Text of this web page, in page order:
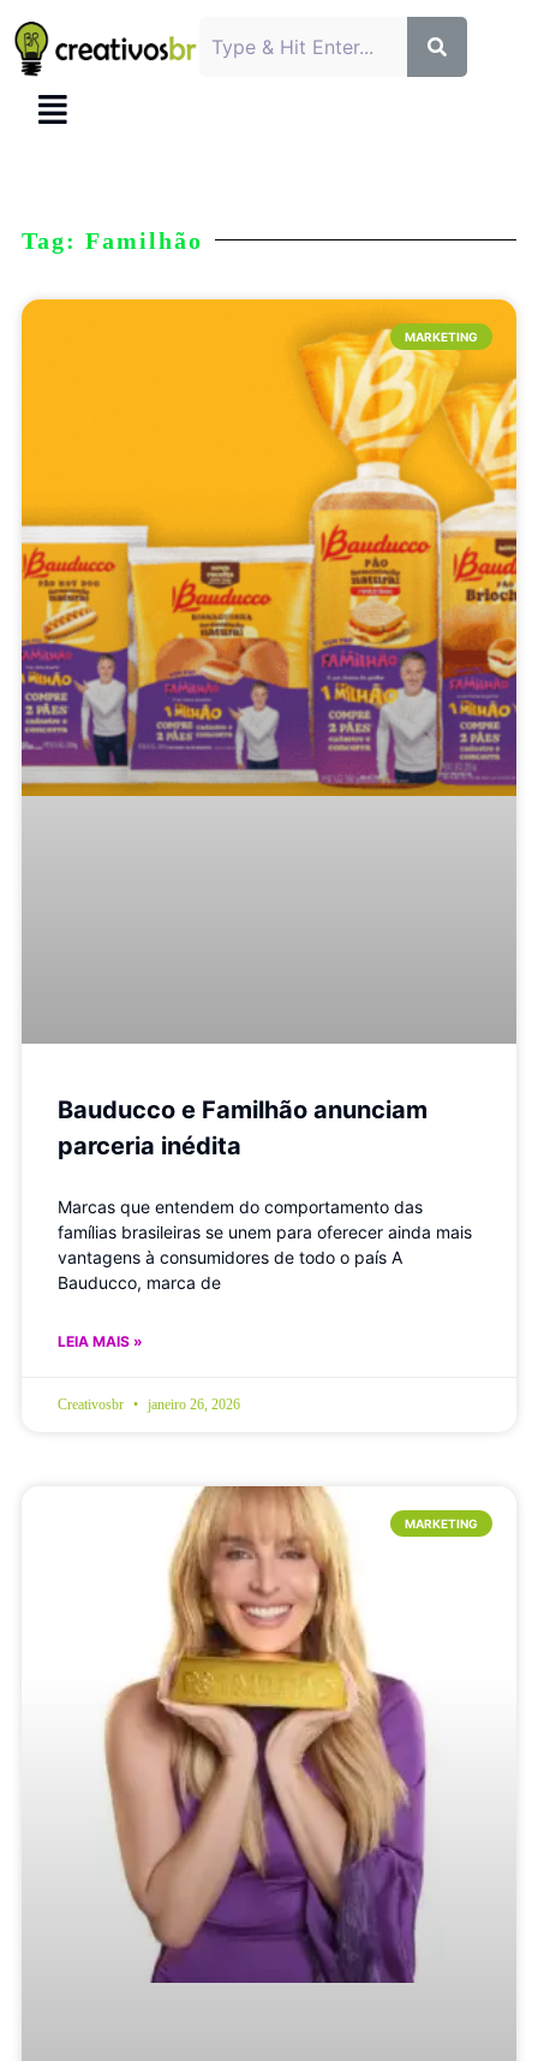
Tag: Familhão
MARKETING
Bauducco e Familhão anunciam
parceria inédita
Marcas que entendem do comportamento das
famílias brasileiras se unem para oferecer ainda mais
vantagens à consumidores de todo o país A
Bauducco, marca de
LEIA MAIS »
Creativosbr janeiro 26, 2026
MARKETING